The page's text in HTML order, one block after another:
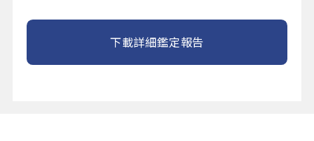
下載詳細鑑定報告